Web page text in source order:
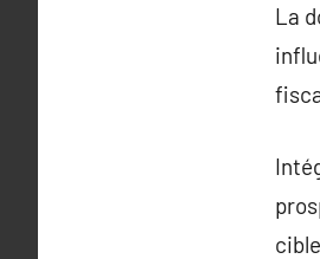
La